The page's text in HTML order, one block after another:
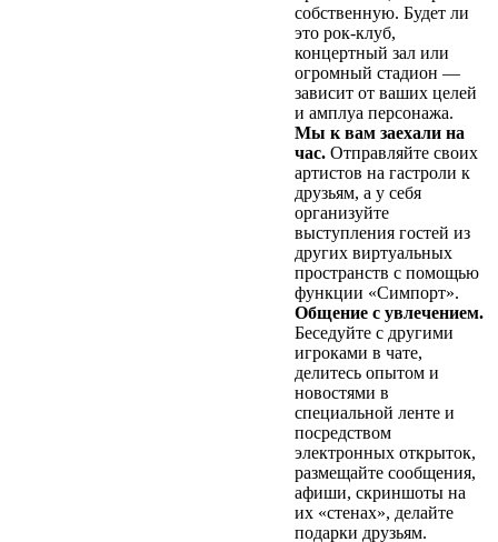
собственную. Будет ли
это рок-клуб,
концертный зал или
огромный стадион —
зависит от ваших целей
и амплуа персонажа.
Мы к вам заехали на
час. Отправляйте своих
артистов на гастроли к
друзьям, а у себя
организуйте
выступления гостей из
других виртуальных
пространств с помощью
функции «Симпорт».
Общение с увлечением.
Беседуйте с другими
игроками в чате,
делитесь опытом и
новостями в
специальной ленте и
посредством
электронных открыток,
размещайте сообщения,
афиши, скриншоты на
их «стенах», делайте
подарки друзьям.